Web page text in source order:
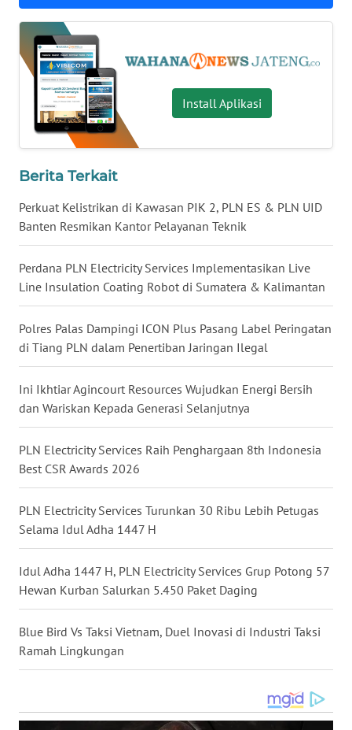
Install Aplikasi
Berita Terkait
Perkuat Kelistrikan di Kawasan PIK 2, PLN ES & PLN UID
Banten Resmikan Kantor Pelayanan Teknik
Perdana PLN Electricity Services Implementasikan Live
Line Insulation Coating Robot di Sumatera & Kalimantan
Polres Palas Dampingi ICON Plus Pasang Label Peringatan
di Tiang PLN dalam Penertiban Jaringan Ilegal
Ini Ikhtiar Agincourt Resources Wujudkan Energi Bersih
dan Wariskan Kepada Generasi Selanjutnya
PLN Electricity Services Raih Penghargaan 8th Indonesia
Best CSR Awards 2026
PLN Electricity Services Turunkan 30 Ribu Lebih Petugas
Selama Idul Adha 1447 H
Idul Adha 1447 H, PLN Electricity Services Grup Potong 57
Hewan Kurban Salurkan 5.450 Paket Daging
Blue Bird Vs Taksi Vietnam, Duel Inovasi di Industri Taksi
Ramah Lingkungan
BALI
WN
KALBAR
WN
KALTENG
KALTARA
WN
WN
SULSEL
WN
GORONTALO
WN
SULUT
WN
MALUKU
WN
MALUT
WN
DAIRI
TOBA